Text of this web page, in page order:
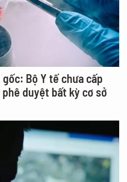
Bộ Y tế chưa cấp
phê duyệt bất kỳ cơ sở